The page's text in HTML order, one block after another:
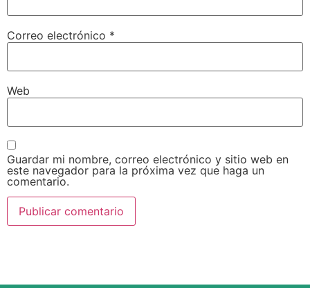
Correo electrónico *
Web
Guardar mi nombre, correo electrónico y sitio web en
este navegador para la próxima vez que haga un
comentario.